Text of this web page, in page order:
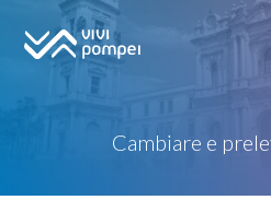
Cambiare e